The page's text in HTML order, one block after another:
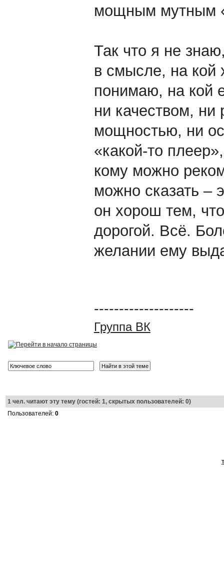
мощным мутным
Так что я не
в смысле, на кой
понимаю, на кой
ни качеством,
мощностью, ни
«какой-то
кому можно
можно сказать –
он хорош тем,
дорогой. Всё.
желании ему
--------------------
Группа ВК
1чел. читают эту тему (гостей: 1, скрытых пользователей: 0)
Пользователей: 0